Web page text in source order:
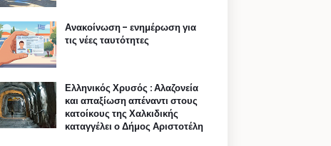
Ανακοίνωση - ενημέρωση για
τις νέες ταυτότητες
Ελληνικός Χρυσός : Αλαζονεία
και απαξίωση απέναντι στους
κατοίκους της Χαλκιδικής
καταγγέλει ο Δήμος Αριστοτέλη